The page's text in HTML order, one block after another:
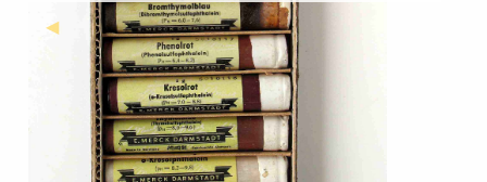
Previous Slide
◀︎